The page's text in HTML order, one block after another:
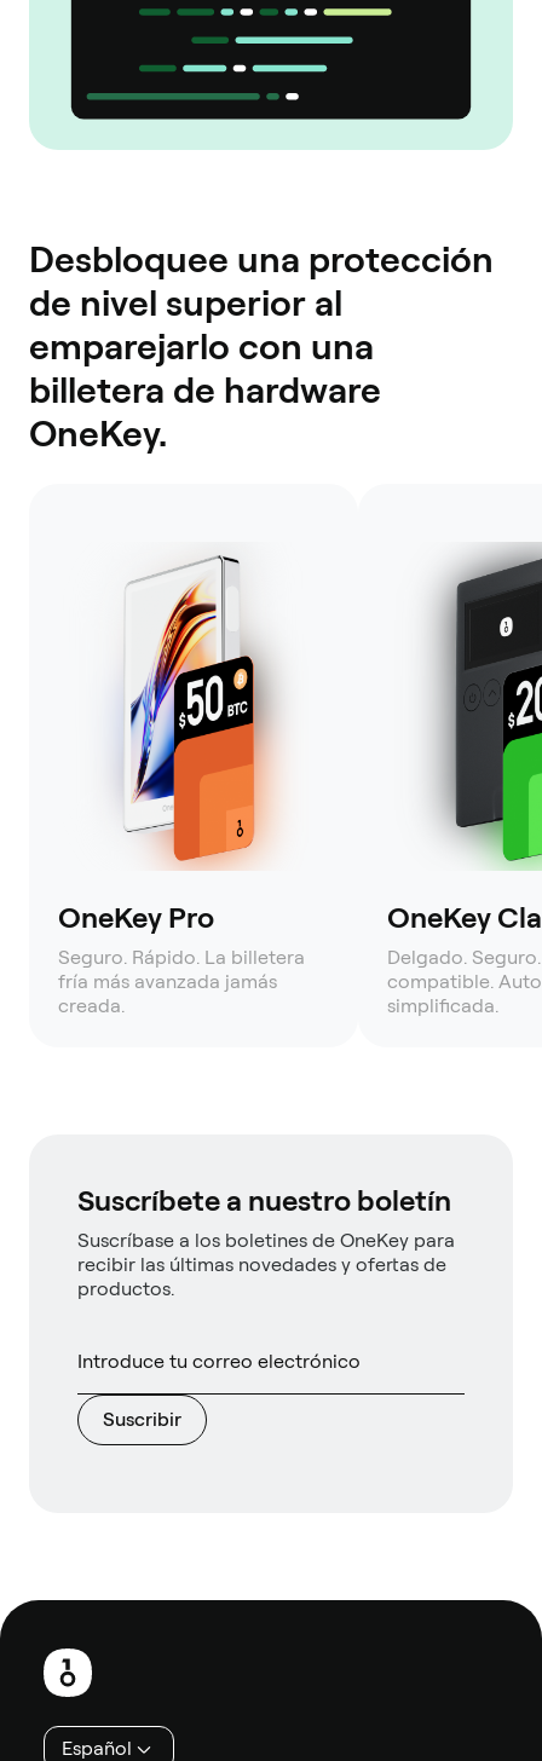
Desbloquee una protección
de nivel superior al
emparejarlo con una
billetera de hardware
OneKey.
OneKey Pro
Seguro. Rápido. La billetera
fría más avanzada jamás
creada.
OneKey
Delgado.
compatible.
simplificada.
Suscríbete a nuestro boletín
Suscríbase a los boletines de OneKey para
recibir las últimas novedades y ofertas de
productos.
Suscribir
Pie
página
Español